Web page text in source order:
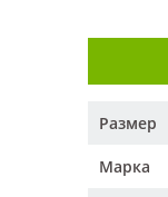
Размер
Марка